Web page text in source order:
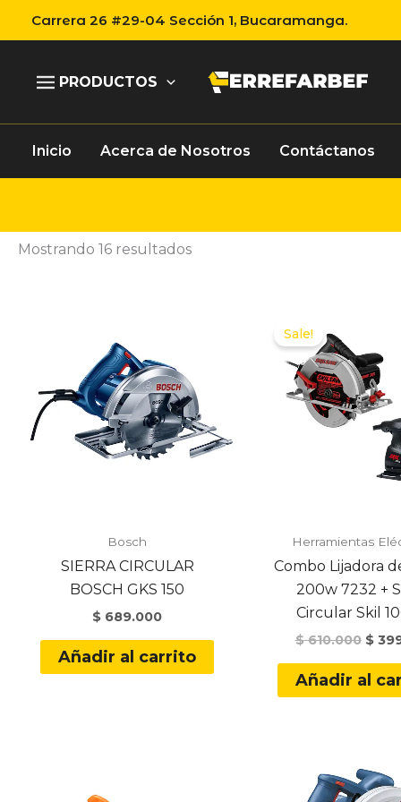
Carrera 26 #29-04 Sección 1, Bucaramanga.
PRODUCTOS
Inicio Acerca de Nosotros Contáctanos
Mostrando 16 resultados
Bosch
SIERRA CIRCULAR
BOSCH GKS 150
$ 689.000
Añadir al carrito
Sale!
Herramientas
Combo Lijadora
200w 7232 +
Circular Skil
$610.000
was:
$
$
Añadir al